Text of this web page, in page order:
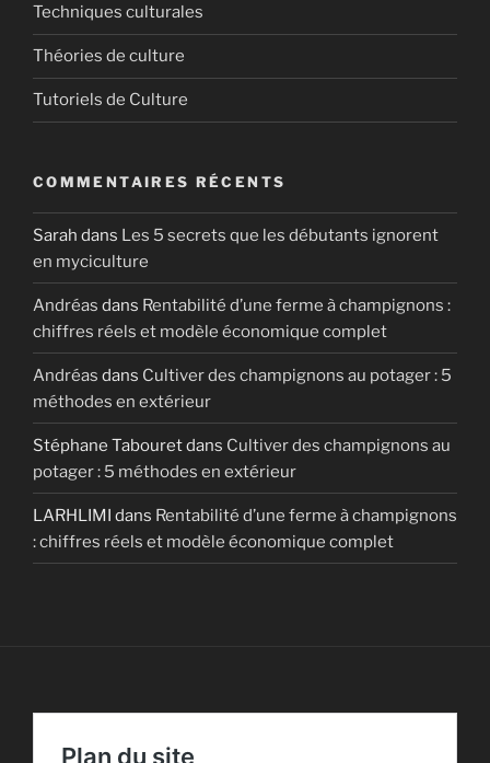
Techniques culturales
Théories de culture
Tutoriels de Culture
COMMENTAIRES RÉCENTS
Sarah dans Les 5 secrets que les débutants ignorent
en myciculture
Andréas dans Rentabilité d’une ferme à champignons :
chiffres réels et modèle économique complet
Andréas dans Cultiver des champignons au potager : 5
méthodes en extérieur
Stéphane Tabouretdans Cultiver des champignons au
potager : 5 méthodes en extérieur
LARHLIMI dans Rentabilité d’une ferme à champignons
: chiffres réels et modèle économique complet